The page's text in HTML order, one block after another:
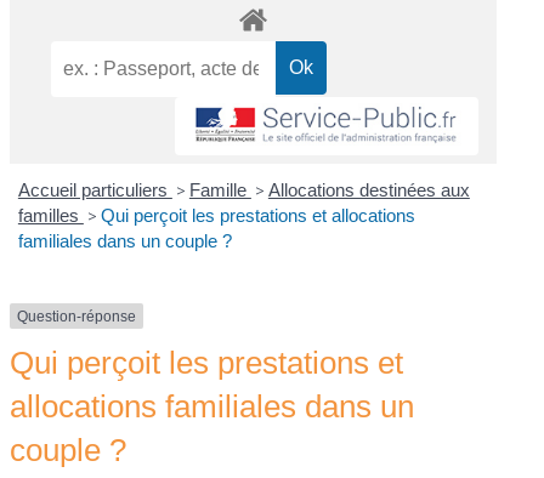
Accueil particuliers > Famille > Allocations destinées aux
familles > Qui perçoit les prestations et allocations
familiales dans un couple ?
Question-réponse
Qui perçoit les prestations et
allocations familiales dans un
couple ?